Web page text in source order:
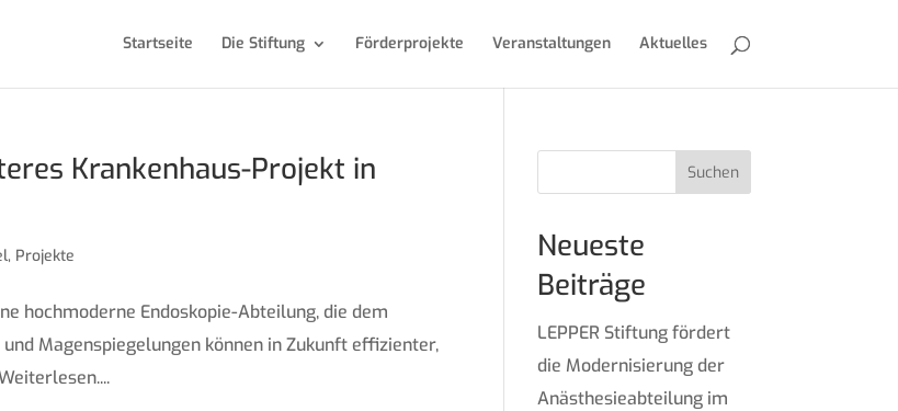
Startseite Die Stiftung Förderprojekte Veranstaltungen Aktuelles
Krankenhaus-Projekt in
, Projekte
hochmoderne Endoskopie-Abteilung, die dem
Magenspiegelungen können in Zukunft effizienter,
Suchen
Neueste
Beiträge
LEPPER Stiftung fördert
die Modernisierung der
Anästhesieabteilung im